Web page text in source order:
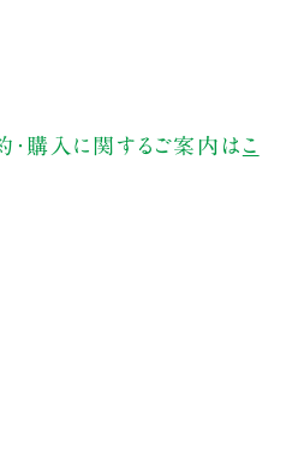
・購入に関するご案内は こ